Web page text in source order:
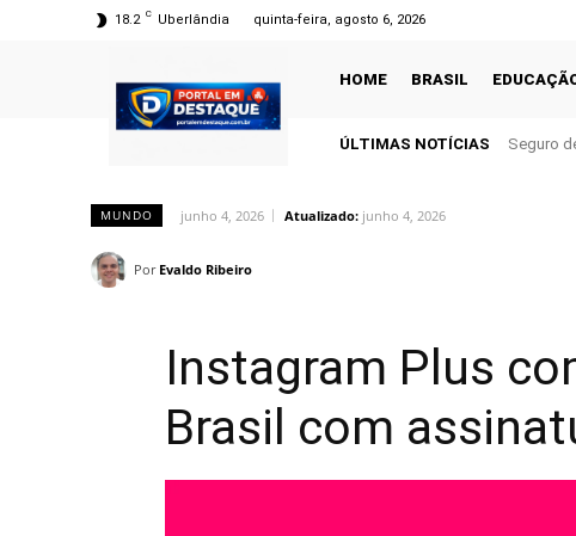
18.2 C Uberlândia quinta-feira, agosto 6, 2026
HOME BRASIL
ÚLTIMAS NOTÍCIAS Seguro
MUNDO junho 4, 2026 Atualizado: junho 4, 2026
Por Evaldo Ribeiro
Instagram Plus
Brasil com